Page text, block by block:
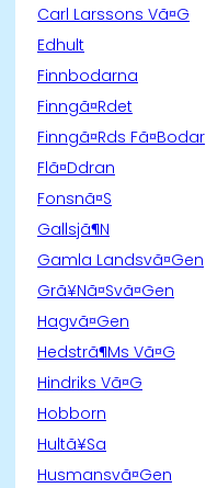
Carl Larssons Vã¤G
Edhult
Finnbodarna
Finngã¤Rdet
Finngã¤Rds Fã¤Bodar
Flã¤Ddran
Fonsnã¤S
Gallsjã¶N
Gamla Landsvã¤Gen
Grã¥Nã¤Svã¤Gen
Hagvã¤Gen
Hedstrã¶Ms Vã¤G
Hindriks Vã¤G
Hobborn
Hultã¥Sa
Husmansvã¤Gen